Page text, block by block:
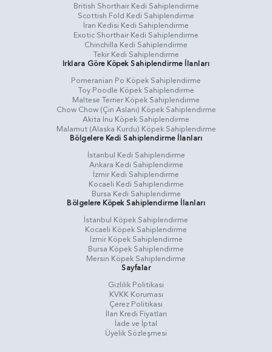
British Shorthair Kedi Sahiplendirme
Scottish Fold Kedi Sahiplendirme
İran Kedisi Kedi Sahiplendirme
Exotic Shorthair Kedi Sahiplendirme
Chinchilla Kedi Sahiplendirme
Tekir Kedi Sahiplendirme
Irklara Göre Köpek Sahiplendirme İlanları
Pomeranian Po Köpek Sahiplendirme
Toy Poodle Köpek Sahiplendirme
Maltese Terrier Köpek Sahiplendirme
Chow Chow (Çin Aslanı) Köpek Sahiplendirme
Akita Inu Köpek Sahiplendirme
Malamut (Alaska Kurdu) Köpek Sahiplendirme
Bölgelere Kedi Sahiplendirme İlanları
İstanbul Kedi Sahiplendirme
Ankara Kedi Sahiplendirme
İzmir Kedi Sahiplendirme
Kocaeli Kedi Sahiplendirme
Bursa Kedi Sahiplendirme
Bölgelere Köpek Sahiplendirme İlanları
İstanbul Köpek Sahiplendirme
Kocaeli Köpek Sahiplendirme
İzmir Köpek Sahiplendirme
Bursa Köpek Sahiplendirme
Mersin Köpek Sahiplendirme
Sayfalar
Gizlilik Politikasi
KVKK Koruması
Çerez Politikası
İlan Kredi Fiyatları
İade ve İptal
Üyelik Sözleşmesi